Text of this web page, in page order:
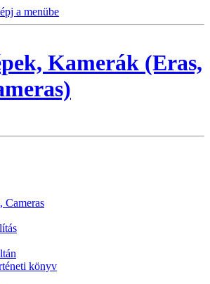
a menübe
Kamerák (Eras,
Cameras
könyv